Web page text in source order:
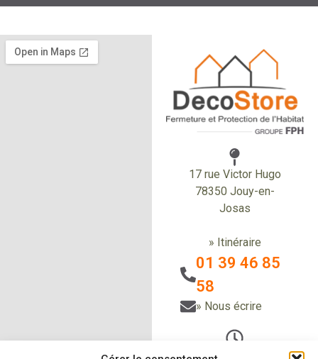
17 rue Victor Hugo
78350 Jouy-en-
Josas
» Itinéraire
01 39 46 85
58
» Nous écrire
Du Lundi au vendredi